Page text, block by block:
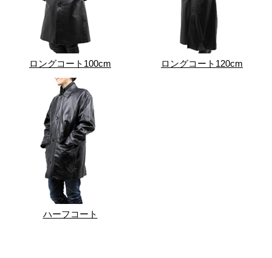
ロングコート100cm ロングコート120cm
ハーフコート